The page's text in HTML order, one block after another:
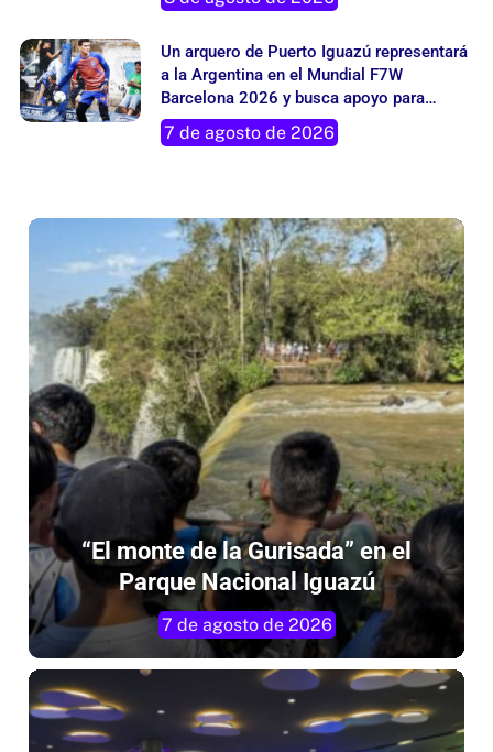
a la Argentina en el Mundial F7W
Barcelona 2026 y busca apoyo para
cumplir su sueño
7 de agosto de 2026
“El monte de la Gurisada” en el
Parque Nacional Iguazú
7 de agosto de 2026